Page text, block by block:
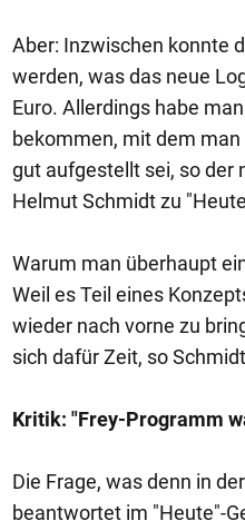
Aber: Inzwischen konnte
werden, was das neue
Euro. Allerdings habe
bekommen, mit dem
gut aufgestellt sei, so der
Helmut Schmidt zu
Warum man überhaupt
Weil es Teil eines
wieder nach vorne zu
sich dafür Zeit, so
Kritik: "Frey-Programm
Die Frage, was denn in
beantwortet im "Heute"-